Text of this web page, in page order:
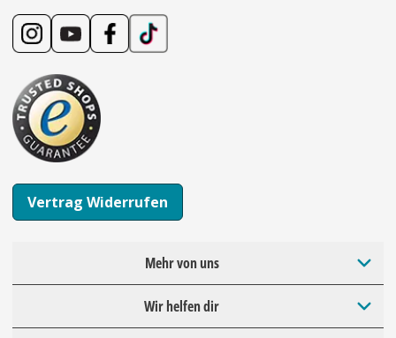
Vertrag Widerrufen
Mehr von uns
Wir helfen dir